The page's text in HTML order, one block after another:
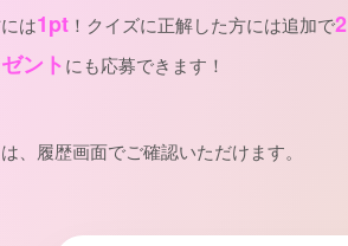
は1pt ！クイズに正解した方には追加で
ントにも応募できます！
、履歴画面でご確認いただけます。